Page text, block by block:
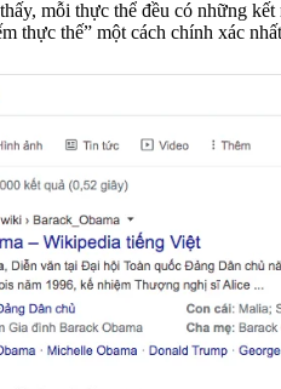
mỗi thực thể đều có những
thực thế” một cách chính xác